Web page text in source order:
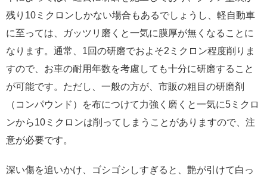
残り10ミクロンしかない場合もあるでしょうし、軽自動車
に至っては、ガッツリ磨くと一気に膜厚が無くなることに
なります。通常、1回の研磨でおよそ2ミクロン程度削りま
すので、お車の耐用年数を考慮しても十分に研磨すること
が可能です。ただし、一般の方が、市販の粗目の研磨剤
（コンパウンド）を布につけて力強く磨くと一気に5ミクロ
ンから10ミクロンは削ってしまうことがありますので、注
意が必要です。
深い傷を追いかけ、ゴシゴシしすぎると、艶が引けて白っ